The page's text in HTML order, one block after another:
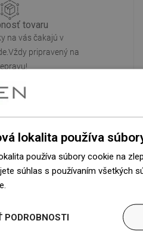
tovaru
na vás čakajú v
pripravený na


lokalita používa
používa súbory cookie na
súhlas s používaním všetkých
PODROBNOSTI